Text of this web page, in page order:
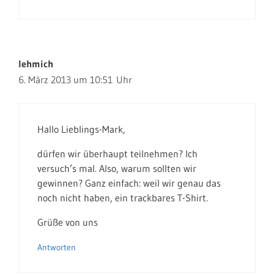
lehmich
6. März 2013 um 10:51 Uhr
Hallo Lieblings-Mark,
dürfen wir überhaupt teilnehmen? Ich
versuch’s mal. Also, warum sollten wir
gewinnen? Ganz einfach: weil wir genau das
noch nicht haben, ein trackbares T-Shirt.
Grüße von uns
Antworten